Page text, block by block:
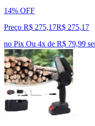
14% OFF
Preço R$ 275,17R$ 275,17
no Pix Ou 4x de R$ 79,99